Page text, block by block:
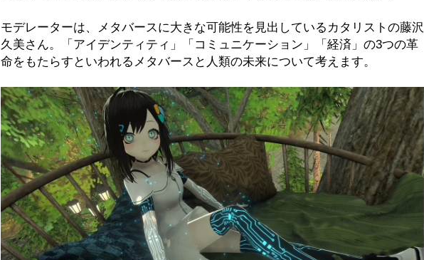
モデレーターは、メタバースに大きな可能性を見出しているカタリストの藤沢
久美さん。「アイデンティティ」「コミュニケーション」「経済」の3つの革
命をもたらすといわれるメタバースと人類の未来について考えます。